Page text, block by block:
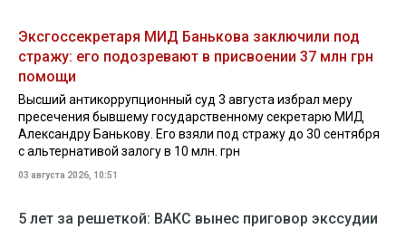
Эксгоссекретаря МИД Банькова заключили под
стражу: его подозревают в присвоении 37 млн грн
помощи
Высший антикоррупционный суд 3 августа избрал меру
пресечения бывшему государственному секретарю МИД
Александру Банькову. Его взяли под стражу до 30 сентября
с альтернативой залогу в 10 млн. грн
03 августа 2026, 10:51
5 лет за решеткой: ВАКС вынес приговор экссудии